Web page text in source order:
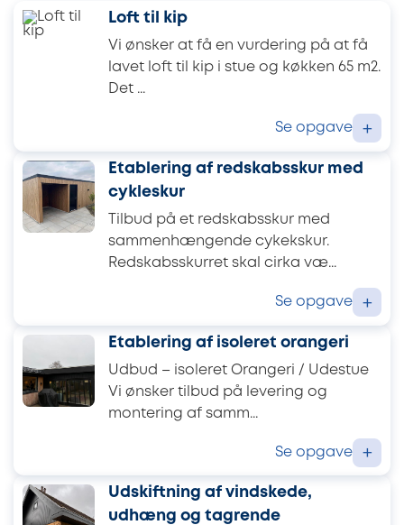
Loft til kip
Vi ønsker at få en vurdering på at få
lavet loft til kip i stue og køkken 65 m2.
Det ...
Se opgave +
Etablering af redskabsskur med
cykleskur
Tilbud på et redskabsskur med
sammenhængende cykekskur.
Redskabsskurret skal cirka væ...
Se opgave +
Etablering af isoleret orangeri
Udbud – isoleret Orangeri / Udestue
Vi ønsker tilbud på levering og
montering af samm...
Se opgave +
Udskiftning af vindskede,
udhæng og tagrende